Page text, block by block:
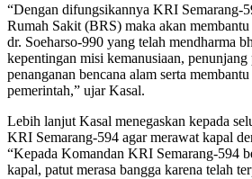
“Dengan difungsikannya KRI Semarang-
Rumah Sakit (BRS) maka akan
dr. Soeharso-990 yang telah mendharma
kepentingan misi kemanusiaan, penunjang
penanganan bencana alam serta
pemerintah,” ujar Kasal.
Lebih lanjut Kasal menegaskan kepada
KRI Semarang-594 agar merawat kapal
“Kepada Komandan KRI Semarang-594
kapal, patut merasa bangga karena telah